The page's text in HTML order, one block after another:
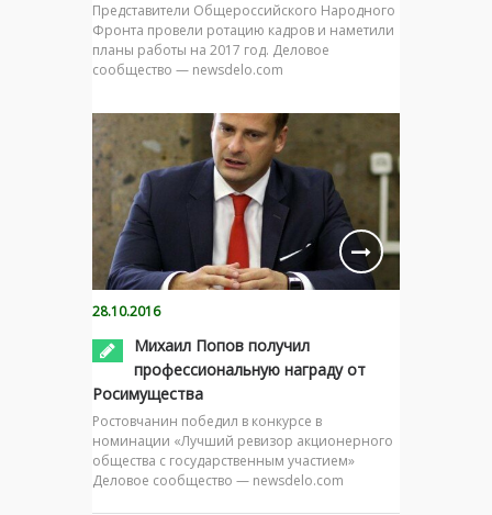
Представители Общероссийского Народного
Фронта провели ротацию кадров и наметили
планы работы на 2017 год. Деловое
сообщество — newsdelo.com
28.10.2016
Михаил Попов получил
профессиональную награду от
Росимущества
Ростовчанин победил в конкурсе в
номинации «Лучший ревизор акционерного
общества с государственным участием»
Деловое сообщество — newsdelo.com